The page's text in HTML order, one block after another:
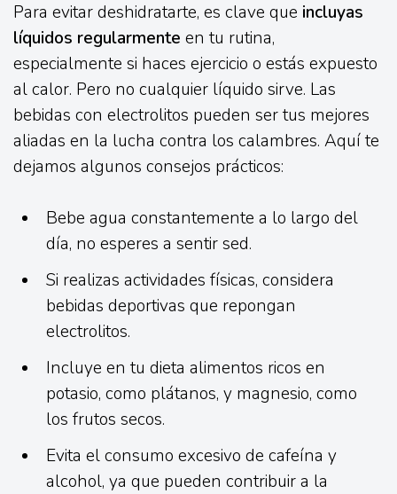
Para evitar deshidratarte, es clave que incluyas
líquidos regularmente en tu rutina,
especialmente si haces ejercicio o estás expuesto
al calor. Pero no cualquier líquido sirve. Las
bebidas con electrolitos pueden ser tus mejores
aliadas en la lucha contra los calambres. Aquí te
dejamos algunos consejos prácticos:
Bebe agua constantemente a lo largo del
día, no esperes a sentir sed.
Si realizas actividades físicas, considera
bebidas deportivas que repongan
electrolitos.
Incluye en tu dieta alimentos ricos en
potasio, como plátanos, y magnesio, como
los frutos secos.
Evita el consumo excesivo de cafeína y
alcohol, ya que pueden contribuir a la